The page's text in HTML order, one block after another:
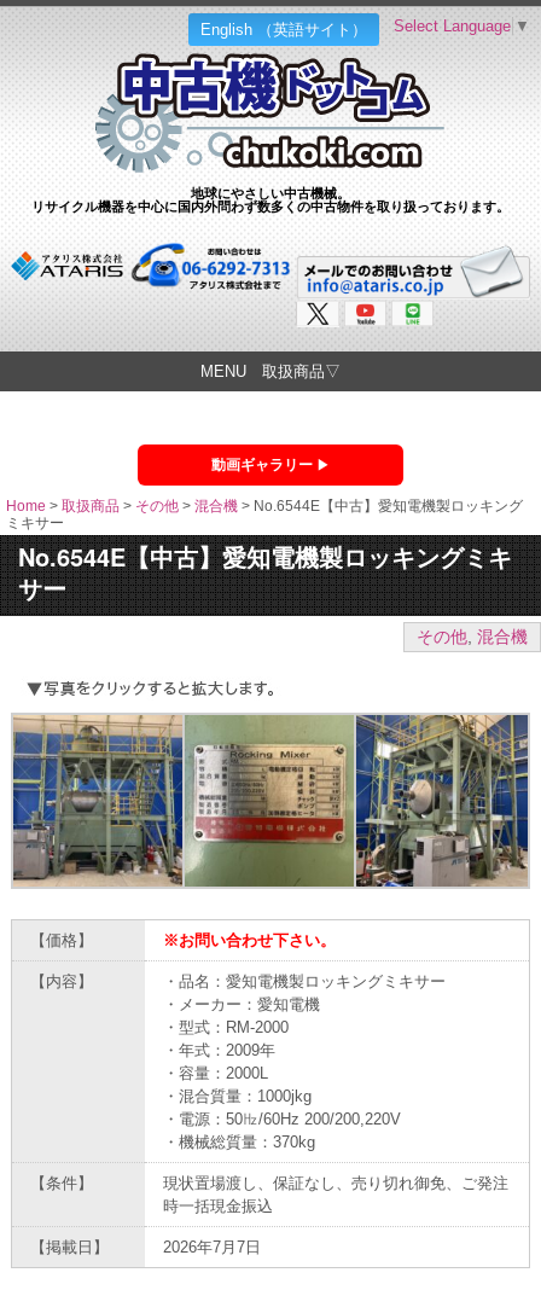
English （英語サイト）
地球にやさしい中古機械。
リサイクル機器を中心に国内外問わず数多くの中古物件を取り扱っております。
Select Language ▼
MENU 取扱商品▽
動画ギャラリー
Home > 取扱商品 > その他 > 混合機 > No.6544E【中古】愛知電機製ロッキング
ミキサー
No.6544E【中古】愛知電機製ロッキングミキ
サー
その他, 混合機
【価格】 ※お問い合わせ下さい。
【内容】
・品名：愛知電機製ロッキングミキサー
・メーカー：愛知電機
・型式：RM-2000
・年式：2009年
・容量：2000L
・混合質量：1000jkg
・電源：50㎐/60Hz 200/200,220V
・機械総質量：370kg
【条件】
現状置場渡し、保証なし、売り切れ御免、ご発注
時一括現金振込
【掲載日】 2026年7月7日